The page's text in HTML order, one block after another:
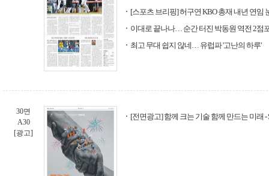
[스포츠 브리핑] 허구연 KBO 총재 내년 연임
이대로 끝나나… 순간 터진 박동원 역전 2점
최고 무대 쉽지 않네… 유럽파 '고난의 하루'
30면
A30
[광고]
[전면광고] 함께 크는 기술 함께 만드는 미래 -